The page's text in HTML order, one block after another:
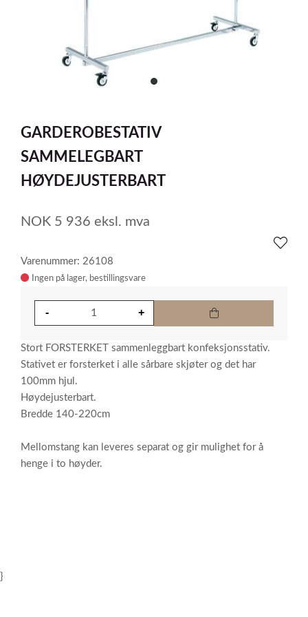
item
of
1
GARDEROBESTATIV
SAMMELEGBART
HØYDEJUSTERBART
NOK 5 936 eksl. mva
Varenummer: 26108
Ingen på lager
Stort FORSTERKET sammenleggbart konfeksjonsstativ.
Stativet er forsterket i alle sårbare skjøter og det har
100mm hjul.
Høydejusterbart.
Bredde 140-220cm
Mellomstang kan leveres separat og gir mulighet for å
henge i to høyder.
}